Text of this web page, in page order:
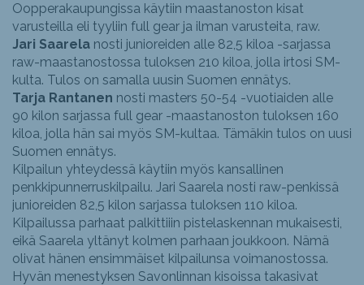
Oopperakaupungissa käytiin maastanoston kisat
varusteilla eli tyyliin full gear ja ilman varusteita, raw.
Jari Saarela nosti junioreiden alle 82,5 kiloa -sarjassa
raw-maastanostossa tuloksen 210 kiloa, jolla irtosi SM-
kulta. Tulos on samalla uusin Suomen ennätys.
Tarja Rantanen nosti masters 50-54 -vuotiaiden alle
90 kilon sarjassa full gear -maastanoston tuloksen 160
kiloa, jolla hän sai myös SM-kultaa. Tämäkin tulos on uusi
Suomen ennätys.
Kilpailun yhteydessä käytiin myös kansallinen
penkkipunnerruskilpailu. Jari Saarela nosti raw-penkissä
junioreiden 82,5 kilon sarjassa tuloksen 110 kiloa.
Kilpailussa parhaat palkittiiin pistelaskennan mukaisesti,
eikä Saarela yltänyt kolmen parhaan joukkoon. Nämä
olivat hänen ensimmäiset kilpailunsa voimanostossa.
Hyvän menestyksen Savonlinnan kisoissa takasivat